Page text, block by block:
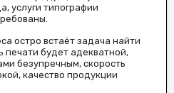
услуги типографии
остро встаёт задача найти
печати будет адекватной,
безупречным, скорость
качество продукции